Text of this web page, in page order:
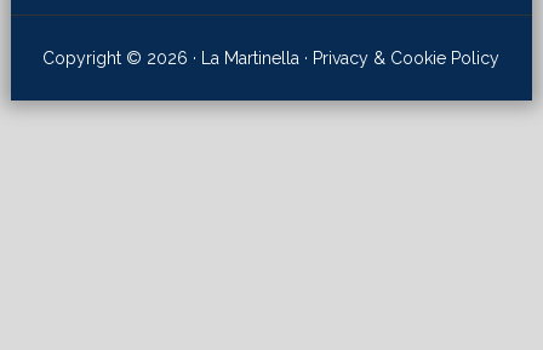
Copyright © 2026 · La Martinella · Privacy & Cookie Policy